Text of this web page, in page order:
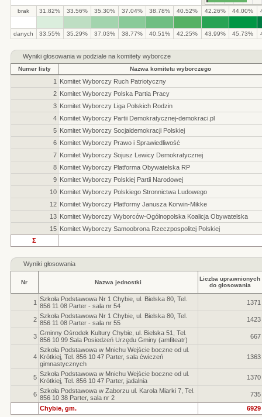
brak 31.82% 33.56% 35.30% 37.04% 38.78% 40.52% 42.26% 44.00%
danych 33.55% 35.29% 37.03% 38.77% 40.51% 42.25% 43.99% 45.73%
Wyniki głosowania w podziale na komitety wyborcze
Numer listy Nazwa komitetu wyborczego
1
Komitet Wyborczy Ruch Patriotyczny
2 Komitet Wyborczy Polska Partia Pracy
3 Komitet Wyborczy Liga Polskich Rodzin
4 Komitet Wyborczy Partii Demokratycznej-demokraci.pl
5 Komitet Wyborczy Socjaldemokracji Polskiej
6 Komitet Wyborczy Prawo i Sprawiedliwość
7 Komitet Wyborczy Sojusz Lewicy Demokratycznej
8 Komitet Wyborczy Platforma Obywatelska RP
9 Komitet Wyborczy Polskiej Partii Narodowej
10 Komitet Wyborczy Polskiego Stronnictwa Ludowego
12 Komitet Wyborczy Platformy Janusza Korwin-Mikke
13 Komitet Wyborczy Wyborców-Ogólnopolska Koalicja Obywatelska
15 Komitet Wyborczy Samoobrona Rzeczpospolitej Polskiej
Σ
Wyniki głosowania
Nr Nazwa jednostki
Liczba uprawnionych
do głosowania
1 Szkoła Podstawowa Nr 1 Chybie, ul. Bielska 80, Tel.
856 11 08 Parter - sala nr 54
1371
2 Szkoła Podstawowa Nr 1 Chybie, ul. Bielska 80, Tel.
856 11 08 Parter - sala nr 55
1423
3 Gminny Ośrodek Kultury Chybie, ul. Bielska 51, Tel.
856 10 99 Sala Posiedzeń Urzędu Gminy (amfiteatr)
667
4
Szkoła Podstawowa w Mnichu Wejście boczne od ul.
Krótkiej, Tel. 856 10 47 Parter, sala ćwiczeń
gimnastycznych
1363
5 Szkoła Podstawowa w Mnichu Wejście boczne od ul.
Krótkiej, Tel. 856 10 47 Parter, jadalnia
1370
6 Szkoła Podstawowa w Zaborzu ul. Karola Miarki 7, Tel.
856 10 38 Parter, sala nr 2
735
Chybie, gm.
6929